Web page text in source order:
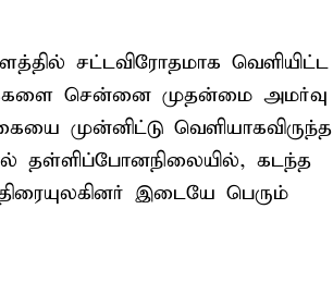
சட்டவிரோதமாக வெளியிட்ட
சென்னை முதன்மை அமர்வு
முன்னிட்டு வெளியாகவிருந்த
தள்ளிப்போனநிலையில், கடந்த
இடையே பெரும்